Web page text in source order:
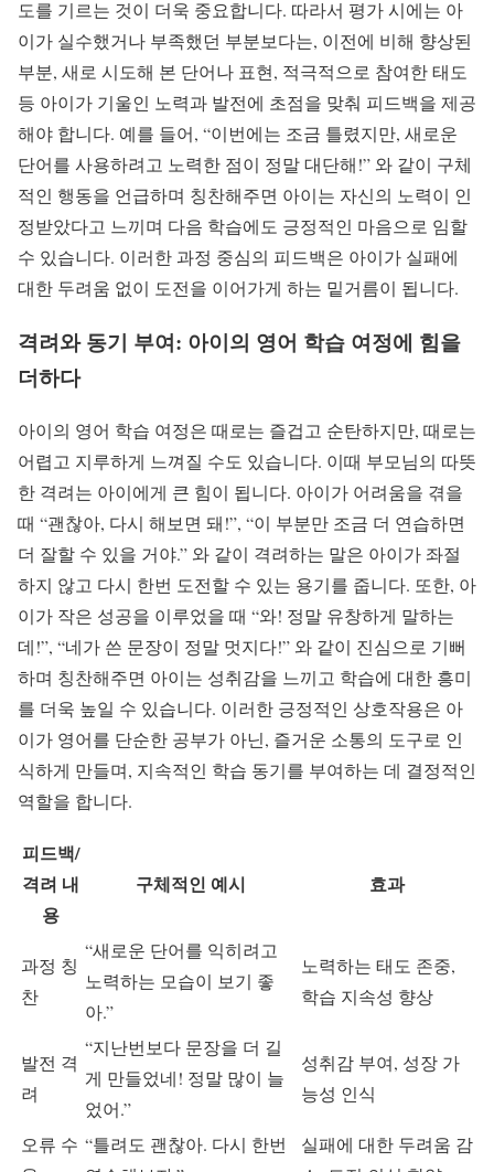
도를 기르는 것이 더욱 중요합니다. 따라서 평가 시에는 아
이가 실수했거나 부족했던 부분보다는, 이전에 비해 향상된
부분, 새로 시도해 본 단어나 표현, 적극적으로 참여한 태도
등 아이가 기울인 노력과 발전에 초점을 맞춰 피드백을 제공
해야 합니다. 예를 들어, “이번에는 조금 틀렸지만, 새로운
단어를 사용하려고 노력한 점이 정말 대단해!” 와 같이 구체
적인 행동을 언급하며 칭찬해주면 아이는 자신의 노력이 인
정받았다고 느끼며 다음 학습에도 긍정적인 마음으로 임할
수 있습니다. 이러한 과정 중심의 피드백은 아이가 실패에
대한 두려움 없이 도전을 이어가게 하는 밑거름이 됩니다.
격려와 동기 부여: 아이의 영어 학습 여정에 힘을
더하다
아이의 영어 학습 여정은 때로는 즐겁고 순탄하지만, 때로는
어렵고 지루하게 느껴질 수도 있습니다. 이때 부모님의 따뜻
한 격려는 아이에게 큰 힘이 됩니다. 아이가 어려움을 겪을
때 “괜찮아, 다시 해보면 돼!”, “이 부분만 조금 더 연습하면
더 잘할 수 있을 거야.” 와 같이 격려하는 말은 아이가 좌절
하지 않고 다시 한번 도전할 수 있는 용기를 줍니다. 또한, 아
이가 작은 성공을 이루었을 때 “와! 정말 유창하게 말하는
데!”, “네가 쓴 문장이 정말 멋지다!” 와 같이 진심으로 기뻐
하며 칭찬해주면 아이는 성취감을 느끼고 학습에 대한 흥미
를 더욱 높일 수 있습니다. 이러한 긍정적인 상호작용은 아
이가 영어를 단순한 공부가 아닌, 즐거운 소통의 도구로 인
식하게 만들며, 지속적인 학습 동기를 부여하는 데 결정적인
역할을 합니다.
피드백/
격려 내
용
구체적인 예시 효과
과정 칭
찬
“새로운 단어를 익히려고
노력하는 모습이 보기 좋
아.”
노력하는 태도 존중,
학습 지속성 향상
발전 격
려
“지난번보다 문장을 더 길
게 만들었네! 정말 많이 늘
었어.”
성취감 부여, 성장 가
능성 인식
오류 수 “틀려도 괜찮아. 다시 한번
실패에 대한 두려움 감